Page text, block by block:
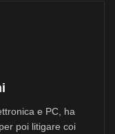
e PC, ha
poi litigare coi